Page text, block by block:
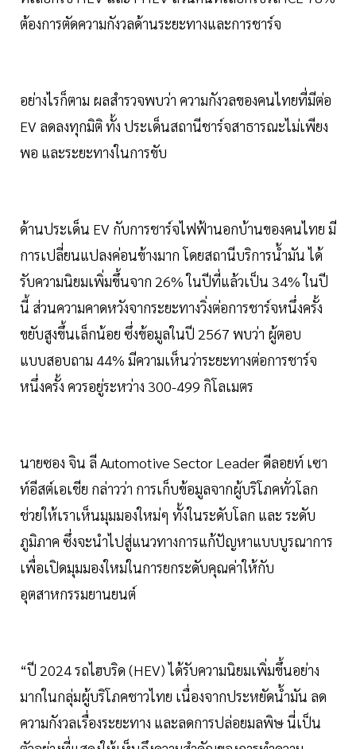
ต้องการตัดความกังวลด้านระยะทางและการชาร์จ
อย่างไรก็ตาม ผลสำรวจพบว่า ความกังวลของคนไทยที่มีต่อ
EV ลดลงทุกมิติ ทั้ง ประเด็นสถานีชาร์จสาธารณะไม่เพียง
พอ และระยะทางในการขับ
ด้านประเด็น EV กับการชาร์จไฟฟ้านอกบ้านของคนไทย มี
การเปลี่ยนแปลงค่อนข้างมาก โดยสถานีบริการน้ำมัน ได้
รับความนิยมเพิ่มขึ้นจาก 26% ในปีที่แล้วเป็น 34% ในปี
นี้ ส่วนความคาดหวังจากระยะทางวิ่งต่อการชาร์จหนึ่งครั้ง
ขยับสูงขึ้นเล็กน้อย ซึ่งข้อมูลในปี 2567 พบว่า ผู้ตอบ
แบบสอบถาม 44% มีความเห็นว่าระยะทางต่อการชาร์จ
หนึ่งครั้ง ควรอยู่ระหว่าง 300-499 กิโลเมตร
นายซอง จิน ลี Automotive Sector Leader ดีลอยท์ เซา
ท์อีสต์เอเชีย กล่าวว่า การเก็บข้อมูลจากผู้บริโภคทั่วโลก
ช่วยให้เราเห็นมุมมองใหม่ๆ ทั้งในระดับโลก และ ระดับ
ภูมิภาค ซึ่งจะนำไปสู่แนวทางการแก้ปัญหาแบบบูรณาการ
เพื่อเปิดมุมมองใหม่ในการยกระดับคุณค่าให้กับ
อุตสาหกรรมยานยนต์
“ปี 2024 รถไฮบริด (HEV) ได้รับความนิยมเพิ่มขึ้นอย่าง
มากในกลุ่มผู้บริโภคชาวไทย เนื่องจากประหยัดน้ำมัน ลด
ความกังวลเรื่องระยะทาง และลดการปล่อยมลพิษ นี่เป็น